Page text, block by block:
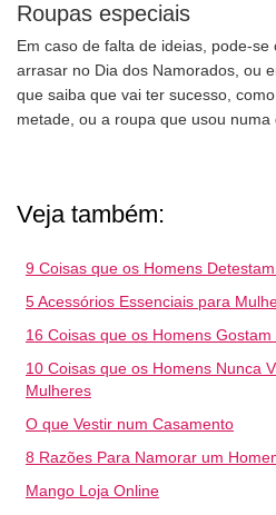
Roupas especiais
Em caso de falta de ideias, pode-
arrasar no Dia dos Namorados, ou
que saiba que vai ter sucesso,
metade, ou a roupa que usou numa
Veja também:
9 Coisas que os Homens
5 Acessórios Essenciais para
16 Coisas que os Homens Gostam
10 Coisas que os Homens Nunca
Mulheres
O que Vestir num Casamento
8 Razões Para Namorar um
Mango Loja Online